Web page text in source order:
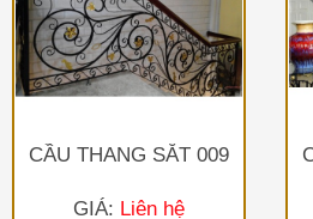
CẦU THANG SẮT 009
GIÁ: Liên hệ